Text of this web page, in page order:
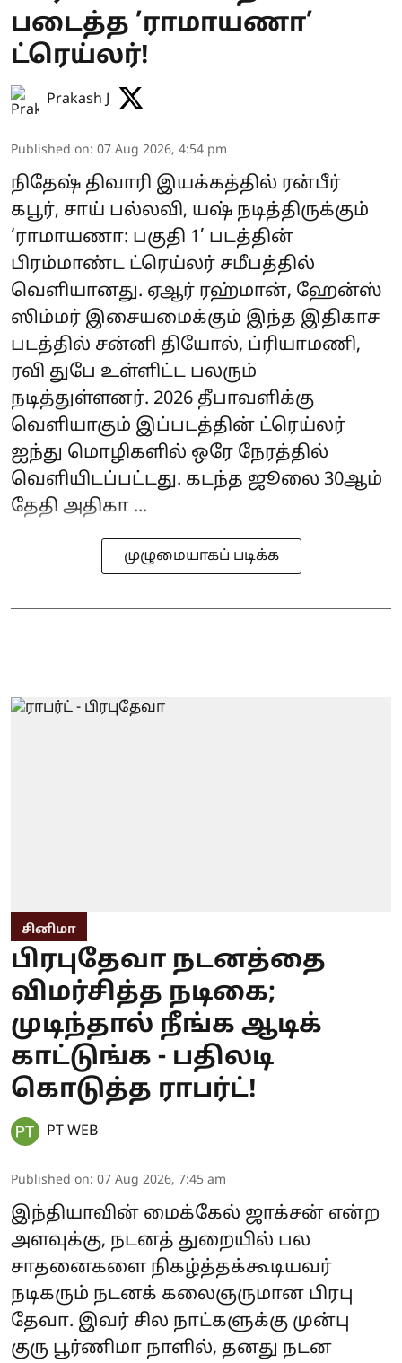
படைத்த ’ராமாயணா’
ட்ரெய்லர்!
Prakash J
Published on: 07 Aug 2026, 4:54 pm
நிதேஷ் திவாரி இயக்கத்தில் ரன்பீர்
கபூர், சாய் பல்லவி, யஷ் நடித்திருக்கும்
‘ராமாயணா: பகுதி 1’ படத்தின்
பிரம்மாண்ட ட்ரெய்லர் சமீபத்தில்
வெளியானது. ஏஆர் ரஹ்மான், ஹேன்ஸ்
ஸிம்மர் இசையமைக்கும் இந்த இதிகாச
படத்தில் சன்னி தியோல், ப்ரியாமணி,
ரவி துபே உள்ளிட்ட பலரும்
நடித்துள்ளனர். 2026 தீபாவளிக்கு
வெளியாகும் இப்படத்தின் ட்ரெய்லர்
ஐந்து மொழிகளில் ஒரே நேரத்தில்
வெளியிடப்பட்டது. கடந்த ஜூலை 30ஆம்
தேதி அதிகா ...
முழுமையாகப் படிக்க
சினிமா
பிரபுதேவா நடனத்தை
விமர்சித்த நடிகை;
முடிந்தால் நீங்க ஆடிக்
காட்டுங்க - பதிலடி
கொடுத்த ராபர்ட்!
PT WEB
Published on: 07 Aug 2026, 7:45 am
இந்தியாவின் மைக்கேல் ஜாக்சன் என்ற
அளவுக்கு, நடனத் துறையில் பல
சாதனைகளை நிகழ்த்தக்கூடியவர்
நடிகரும் நடனக் கலைஞருமான பிரபு
தேவா. இவர் சில நாட்களுக்கு முன்பு
குரு பூர்ணிமா நாளில், தனது நடன